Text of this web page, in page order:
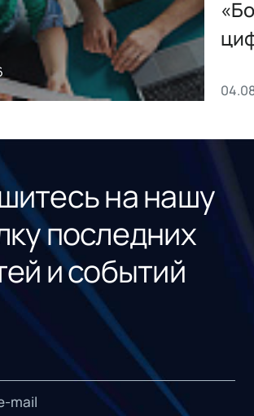
данных
на нашу
последних
и событий